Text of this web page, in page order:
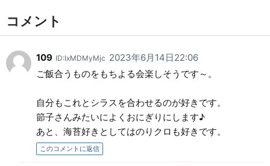
コメント
109 ID:IxMDMyMjc 2023年6月14日22:06
ご飯合うものをもちよる会楽しそうです～。
自分もこれとシラスを合わせるのが好きです。
節子さんみたいによくおにぎりにします♪
あと、海苔好きとしてはのりクロも好きです。
このコメントに返信